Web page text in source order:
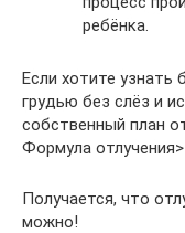
ребёнка.
Если хотите узнать
грудью без слёз и
собственный план
Формула
Получается, что
можно!